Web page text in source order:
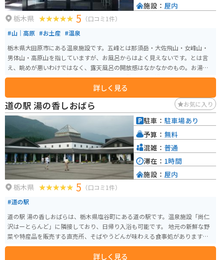
栃木県 5 （口コミ1件）
#山｜高原 #お土産 #温泉
栃木県大田原市にある温泉施設です。五峰とは那須岳・大佐飛山・女峰山・
男体山・高原山を指していますが、お風呂からはよく見えないです。とは言
え、眺めが悪いわけではなく、露天風呂の開放感はなかなかのもの。お湯が
柔らかく、ついつい長湯してしまいます。公営施設で入浴料が安価なので、
詳しく見る
施設： 屋内
道の駅 湯の香しおばら お気に入り
栃木県 5 （口コミ1件）
#道の駅
道の駅 湯の香しおばらは、栃木県塩谷町にある道の駅です。温泉施設「尚仁
沢はーとらんど」に隣接しており、日帰り入浴も可能です。 地元の新鮮な野
菜や特産品を販売する直売所、そばやうどんが味わえる食事処があります。
特に、地元産のそば粉を使った手打ちそばはおすすめです。 バイクで訪れる
場合、駐車場も広々としていますので安心です。周辺には、尚仁沢湧水や鶏
詳しく見る
駐車： 駐車場あり
予算： 無料
混雑： 普通
滞在： 1時間
施設： 屋内